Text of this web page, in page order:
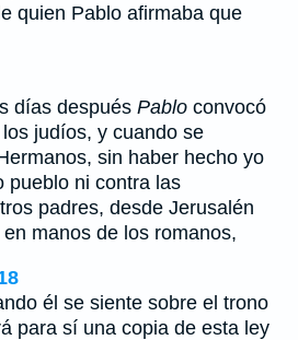
quien Pablo afirmaba que
días después Pablo convocó
judíos, y cuando se
sin haber hecho yo
pueblo ni contra las
padres, desde Jerusalén
manos de los romanos,
él se siente sobre el trono
para sí una copia de esta ley